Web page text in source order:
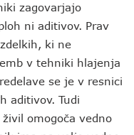
zagovarjajo
ni aditivov. Prav
ki ne
v tehniki hlajenja
se je v resnici
aditivov. Tudi
omogoča vedno